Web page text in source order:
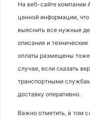
На веб-сайте компании
ценной информации,
выяснить все нужные
описание и технические
оплаты размещены
случае, если сказать
транспортными
доставку оперативно.
Важно отметить, в том